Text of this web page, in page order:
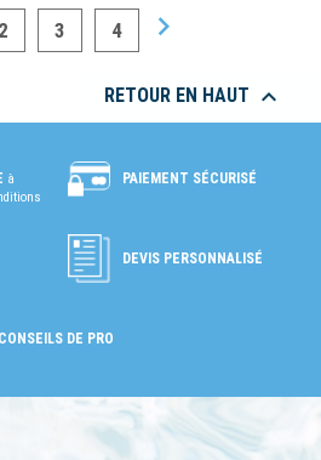
2 3 4 
RETOUR EN HAUT 
à
PAIEMENT SÉCURISÉ
DEVIS PERSONNALISÉ
CONSEILS DE PRO